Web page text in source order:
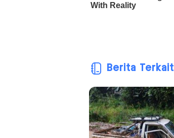
Berita Terkait